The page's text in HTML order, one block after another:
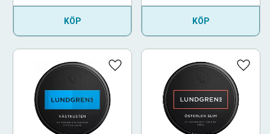
KÖP KÖP
Lägg till i favoriter Lägg